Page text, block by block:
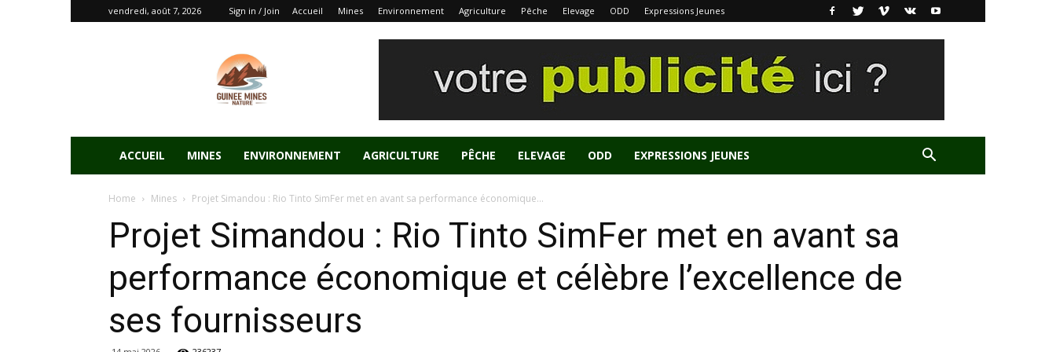
vendredi, août 7, 2026 Sign in / Join Accueil Mines Environnement Agriculture Pêche Elevage ODD Expressions Jeunes
ACCUEIL MINES ENVIRONNEMENT AGRICULTURE PÊCHE ELEVAGE ODD EXPRESSIONS JEUNES
Home Mines Projet Simandou : Rio Tinto SimFer met en avant sa performance économique...
Projet Simandou : Rio Tinto SimFer met en avant sa
performance économique et célèbre l’excellence de
ses fournisseurs